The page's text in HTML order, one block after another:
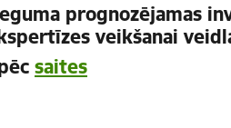
prognozējamas
veikšanai
saites